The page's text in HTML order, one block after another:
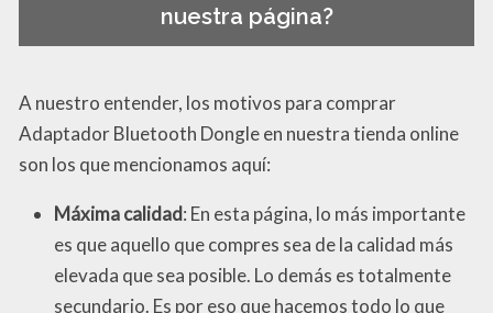
nuestra página?
A nuestro entender, los motivos para comprar
Adaptador Bluetooth Dongle en nuestra tienda online
son los que mencionamos aquí:
Máxima calidad: En esta página, lo más importante
es que aquello que compres sea de la calidad más
elevada que sea posible. Lo demás es totalmente
secundario. Es por eso que hacemos todo lo que